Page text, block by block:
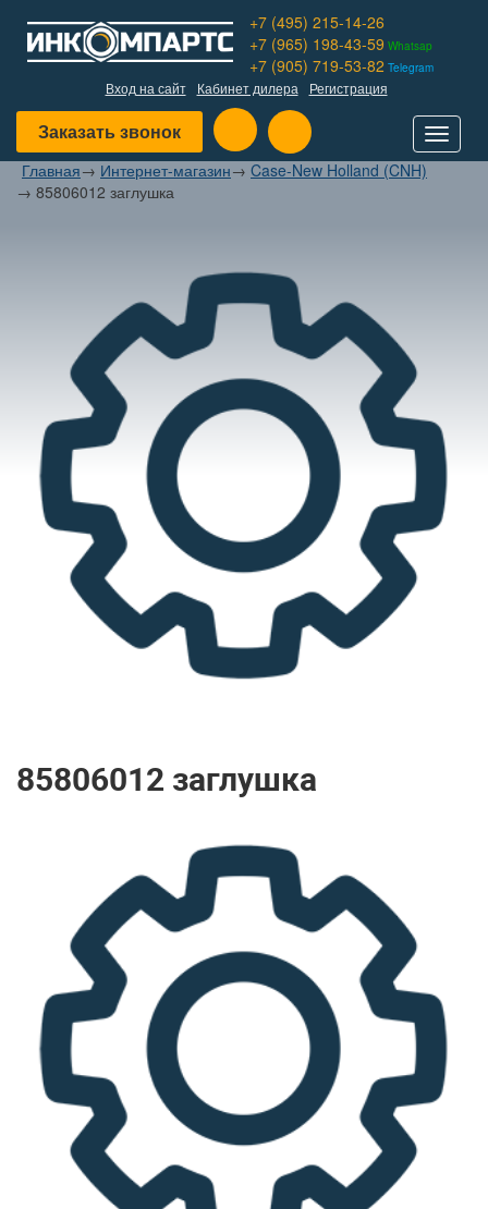
+7 (495) 215-14-26
+7 (965) 198-43-59 Whatsap
+7 (905) 719-53-82 Telegram
Вход на сайт Кабинет дилера Регистрация
Заказать звонок
Toggle
Главная→ Интернет-магазин→ Case-New Holland (CNH)
→ 85806012 заглушка
85806012 заглушка